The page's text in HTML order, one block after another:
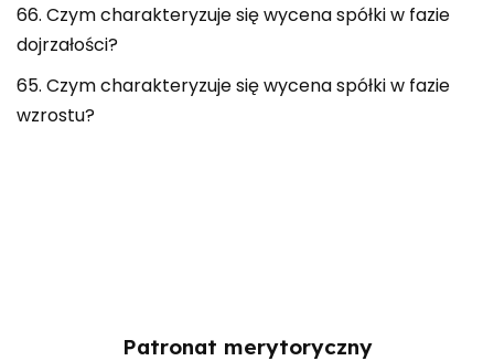
66. Czym charakteryzuje się wycena spółki w fazie
dojrzałości?
65. Czym charakteryzuje się wycena spółki w fazie
wzrostu?
Patronat merytoryczny